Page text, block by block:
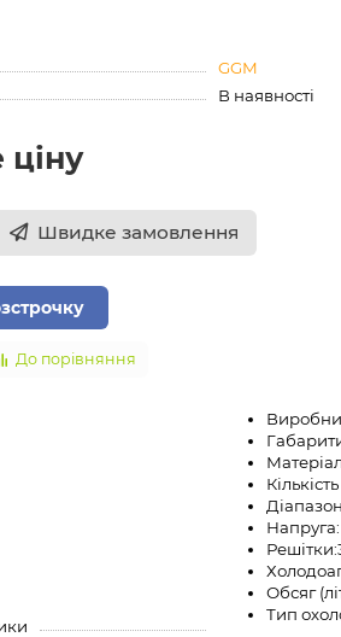
GGM
В наявності
Швидке замовлення
До порівняння
Напруга:
Решітки:
Обсяг
Тип